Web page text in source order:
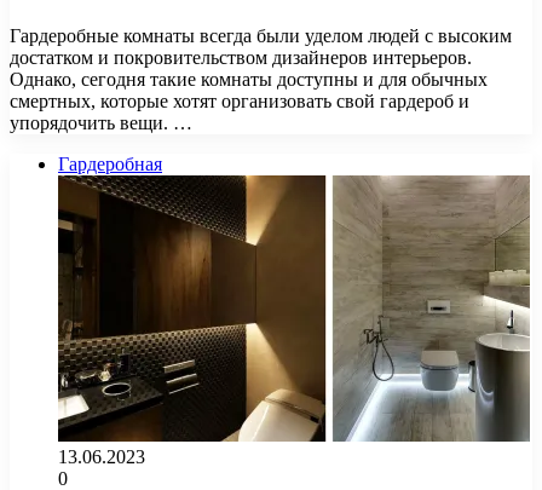
Гардеробные комнаты всегда были уделом людей с высоким
достатком и покровительством дизайнеров интерьеров.
Однако, сегодня такие комнаты доступны и для обычных
смертных, которые хотят организовать свой гардероб и
упорядочить вещи. …
Гардеробная
13.06.2023
0